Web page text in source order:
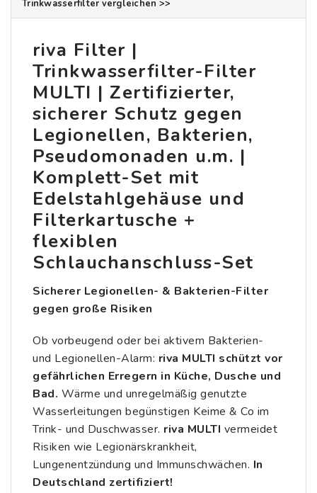
Trinkwasserfilter vergleichen >>
riva Filter |
Trinkwasserfilter-Filter
MULTI | Zertifizierter,
sicherer Schutz gegen
Legionellen, Bakterien,
Pseudomonaden u.m. |
Komplett-Set mit
Edelstahlgehäuse und
Filterkartusche +
flexiblen
Schlauchanschluss-Set
Sicherer Legionellen- & Bakterien-Filter
gegen große Risiken
Ob vorbeugend oder bei aktivem Bakterien-
und Legionellen-Alarm: riva MULTI schützt vor
gefährlichen Erregern in Küche, Dusche und
Bad. Wärme und unregelmäßig genutzte
Wasserleitungen begünstigen Keime & Co im
Trink- und Duschwasser. riva MULTI vermeidet
Risiken wie Legionärskrankheit,
Lungenentzündung und Immunschwächen. In
Deutschland zertifiziert!